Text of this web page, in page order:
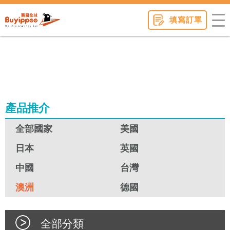
填寫訂單
產品推介
全部國家
美國
日本
英國
中國
台灣
澳洲
德國
全部分類